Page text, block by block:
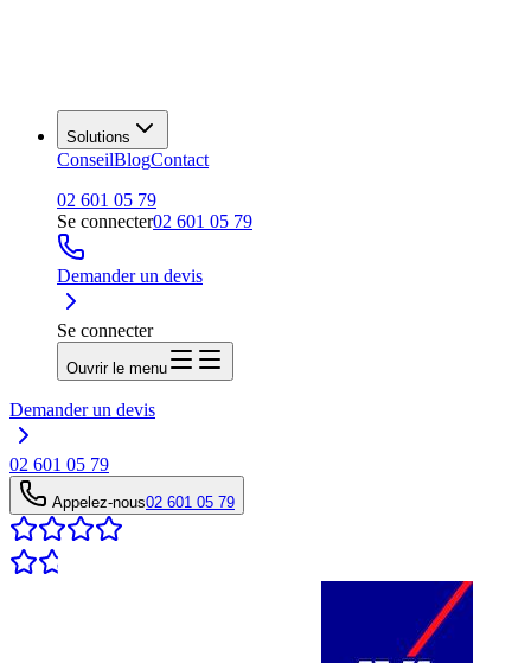
Solutions
ConseilBlogContact
02 601 05 79
Se connecter02 601 05 79
Demander un devis
Se connecter
Ouvrir le menu
Demander un devis
02 601 05 79
Appelez-nous02 601 05 79